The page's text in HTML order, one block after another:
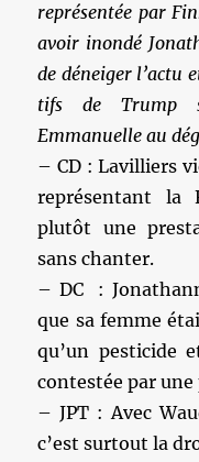
représentée par
avoir inondé
de déneiger
tifs de Trump
Emmanuelle au
– CD : Lavilliers
représentant la
plutôt une
sans chanter.
– DC :
que sa femme
qu’un pesticide
contestée par
– JPT : Avec
c’est surtout la